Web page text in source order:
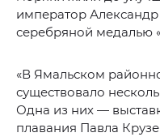
император
серебряной медалью
«В Ямальском
существовало
Одна из них —
плавания Павла